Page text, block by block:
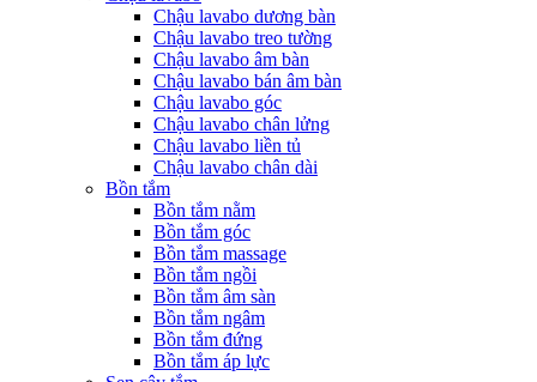
Chậu lavabo dương bàn
Chậu lavabo treo tường
Chậu lavabo âm bàn
Chậu lavabo bán âm bàn
Chậu lavabo góc
Chậu lavabo chân lửng
Chậu lavabo liền tủ
Chậu lavabo chân dài
Bồn tắm
Bồn tắm nằm
Bồn tắm góc
Bồn tắm massage
Bồn tắm ngồi
Bồn tắm âm sàn
Bồn tắm ngâm
Bồn tắm đứng
Bồn tắm áp lực